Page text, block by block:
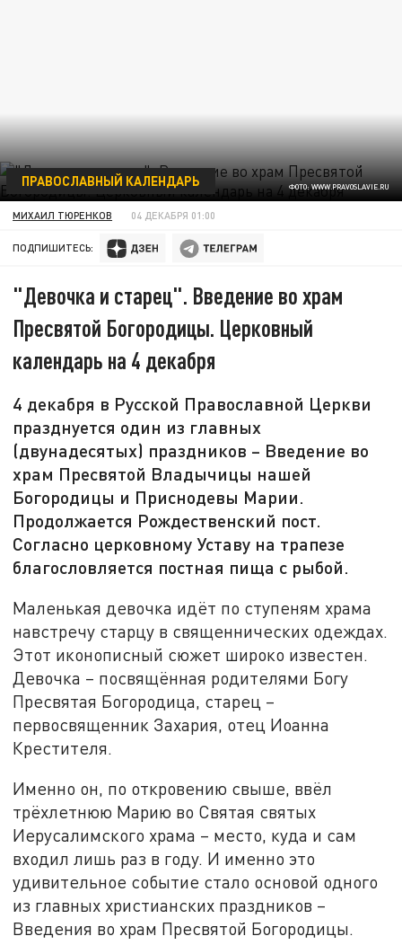
ФОТО: WWW.PRAVOSLAVIE.RU
ПРАВОСЛАВНЫЙ КАЛЕНДАРЬ
МИХАИЛ ТЮРЕНКОВ 04 ДЕКАБРЯ 01:00
ПОДПИШИТЕСЬ:
"Девочка и старец". Введение во храм
Пресвятой Богородицы. Церковный
календарь на 4 декабря
4 декабря в Русской Православной Церкви
празднуется один из главных
(двунадесятых) праздников – Введение во
храм Пресвятой Владычицы нашей
Богородицы и Приснодевы Марии.
Продолжается Рождественский пост.
Согласно церковному Уставу на трапезе
благословляется постная пища с рыбой.
Маленькая девочка идёт по ступеням храма
навстречу старцу в священнических одеждах.
Этот иконописный сюжет широко известен.
Девочка – посвящённая родителями Богу
Пресвятая Богородица, старец –
первосвященник Захария, отец Иоанна
Крестителя.
Именно он, по откровению свыше, ввёл
трёхлетнюю Марию во Святая святых
Иерусалимского храма – место, куда и сам
входил лишь раз в году. И именно это
удивительное событие стало основой одного
из главных христианских праздников –
Введения во храм Пресвятой Богородицы.